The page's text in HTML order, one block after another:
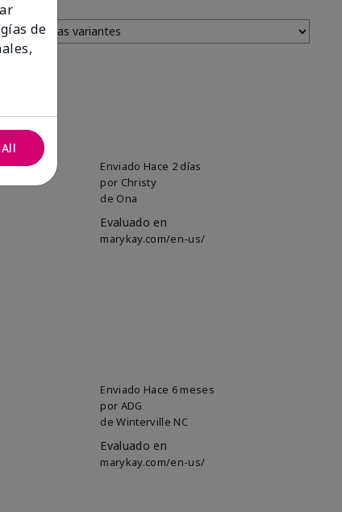
Enviado Hace 2 días
por Christy
de Ona
Evaluado en
marykay.com/en-us/
soft!
Enviado Hace 6 meses
por ADG
de Winterville NC
Evaluado en
marykay.com/en-us/
de